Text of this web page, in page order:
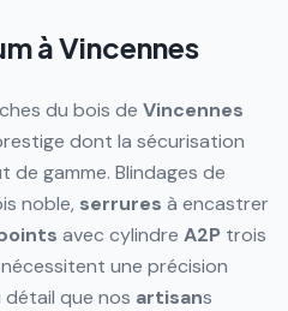
à Vincennes
du bois de Vincennes
dont la sécurisation
gamme. Blindages de
noble, serrures à encastrer
avec cylindre A2P trois
une précision
que nos artisans